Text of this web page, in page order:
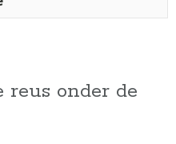
reus onder de